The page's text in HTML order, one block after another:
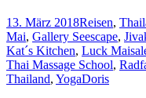
13. März 2018Reisen,
Mai, Gallery Seescape,
Kat´s Kitchen, Luck
Thai Massage School,
Thailand, YogaDoris